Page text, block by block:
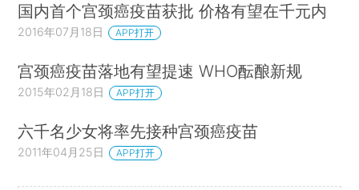
国内首个宫颈癌疫苗获批 价格有望在千元内
2016年07月18日 APP打开
宫颈癌疫苗落地有望提速 WHO酝酿新规
2015年02月18日 APP打开
六千名少女将率先接种宫颈癌疫苗
2011年04月25日 APP打开